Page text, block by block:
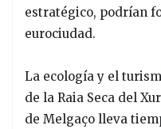
estratégico, podrían
eurociudad.
La ecología y el
de la Raia Seca del
de Melgaço lleva